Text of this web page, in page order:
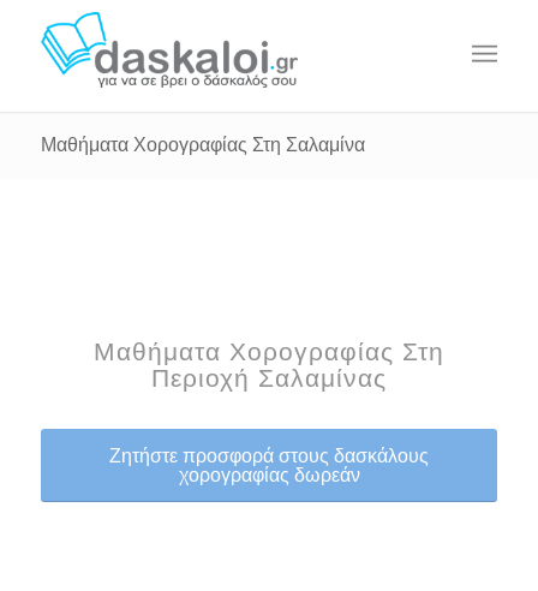
Μαθήματα Χορογραφίας Στη Σαλαμίνα
Μαθήματα Χορογραφίας Στη
Περιοχή Σαλαμίνας
Ζητήστε προσφορά στους δασκάλους
χορογραφίας δωρεάν